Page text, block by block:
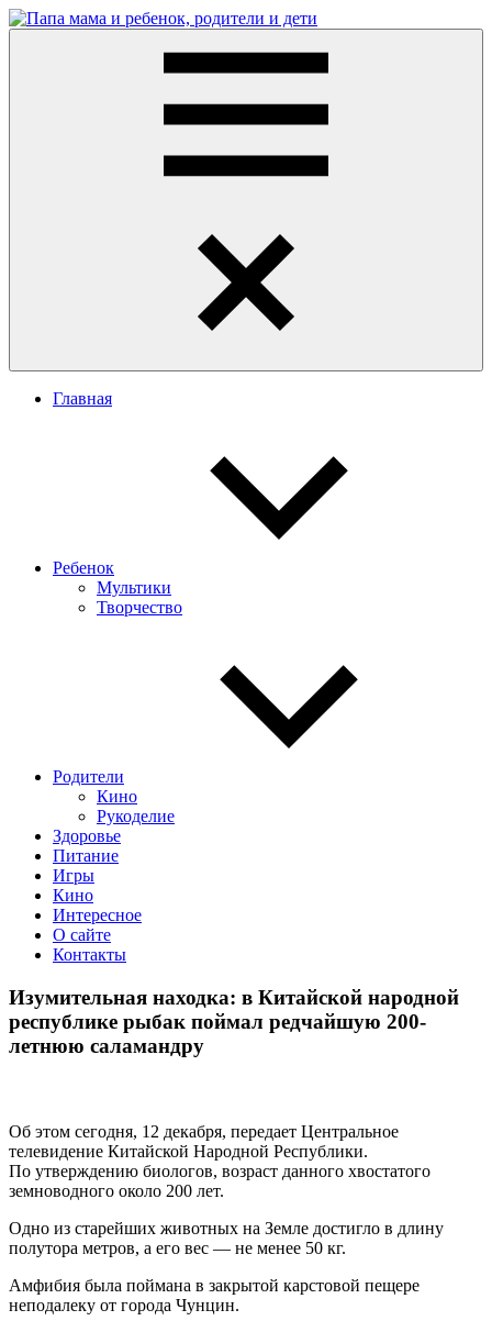
Перейти
к
Главная
Ребенок
Мультики
Творчество
Родители
Кино
Рукоделие
Здоровье
Питание
Игры
Кино
Интересное
О сайте
Контакты
Изумительная находка: в Китайской народной
республике рыбак поймал редчайшую 200-
летнюю саламандру
Об этом сегодня, 12 декабря, передает Центральное
телевидение Китайской Народной Республики.
По утверждению биологов, возраст данного хвостатого
земноводного около 200 лет.
Одно из старейших животных на Земле достигло в длину
полутора метров, а его вес — не менее 50 кг.
Амфибия была поймана в закрытой карстовой пещере
неподалеку от города Чунцин.